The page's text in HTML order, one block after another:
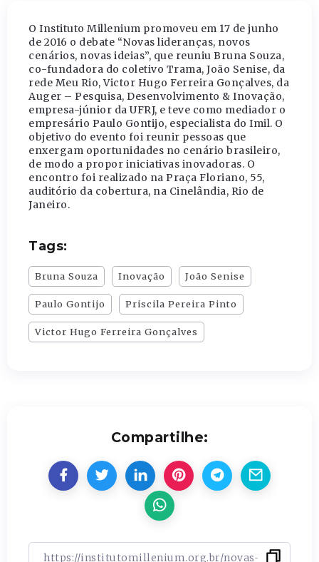
O Instituto Millenium promoveu em 17 de junho
de 2016 o debate “Novas lideranças, novos
cenários, novas ideias”, que reuniu Bruna Souza,
co-fundadora do coletivo Trama, João Senise, da
rede Meu Rio, Victor Hugo Ferreira Gonçalves, da
Auger – Pesquisa, Desenvolvimento & Inovação,
empresa-júnior da UFRJ, e teve como mediador o
empresário Paulo Gontijo, especialista do Imil. O
objetivo do evento foi reunir pessoas que
enxergam oportunidades no cenário brasileiro,
de modo a propor iniciativas inovadoras. O
encontro foi realizado na Praça Floriano, 55,
auditório da cobertura, na Cinelândia, Rio de
Janeiro.
Tags:
Bruna Souza Inovação João Senise
Paulo Gontijo Priscila Pereira Pinto
Victor Hugo Ferreira Gonçalves
Compartilhe: